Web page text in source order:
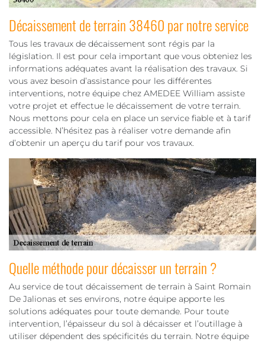
Décaissement de terrain 38460 par notre service
Tous les travaux de décaissement sont régis par la
législation. Il est pour cela important que vous obteniez les
informations adéquates avant la réalisation des travaux. Si
vous avez besoin d’assistance pour les différentes
interventions, notre équipe chez AMEDEE William assiste
votre projet et effectue le décaissement de votre terrain.
Nous mettons pour cela en place un service fiable et à tarif
accessible. N’hésitez pas à réaliser votre demande afin
d’obtenir un aperçu du tarif pour vos travaux.
Quelle méthode pour décaisser un terrain ?
Au service de tout décaissement de terrain à Saint Romain
De Jalionas et ses environs, notre équipe apporte les
solutions adéquates pour toute demande. Pour toute
intervention, l’épaisseur du sol à décaisser et l’outillage à
utiliser dépendent des spécificités du terrain. Notre équipe